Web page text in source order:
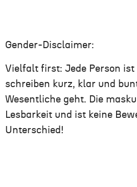
Gender-Disclaimer:
Vielfalt first: Jede Person
schreiben kurz, klar und
Wesentliche geht. Die
Lesbarkeit und ist keine
Unterschied!